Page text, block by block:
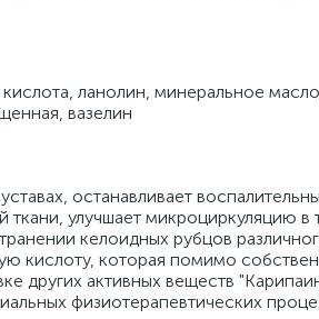
ланолин, минеральное
вазелин
останавливает
улучшает микроциркуляцию в
келоидных рубцов
кислоту, которая помимо
других активных веществ
физиотерапевтических